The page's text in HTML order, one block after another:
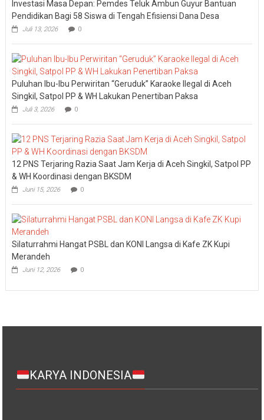
Investasi Masa Depan: Pemdes Teluk Ambun Guyur Bantuan
Pendidikan Bagi 58 Siswa di Tengah Efisiensi Dana Desa
Juli 13, 2026 0
Puluhan Ibu-Ibu Perwiritan “Geruduk” Karaoke Ilegal di Aceh
Singkil, Satpol PP & WH Lakukan Penertiban Paksa
Juli 3, 2026 0
12 PNS Terjaring Razia Saat Jam Kerja di Aceh Singkil, Satpol PP
& WH Koordinasi dengan BKSDM
Juni 15, 2026 0
Silaturrahmi Hangat PSBL dan KONI Langsa di Kafe ZK Kupi
Merandeh
Juni 12, 2026 0
KARYA INDONESIA